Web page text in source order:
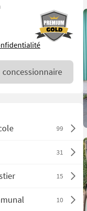
concessionnaire
99
31
15
10